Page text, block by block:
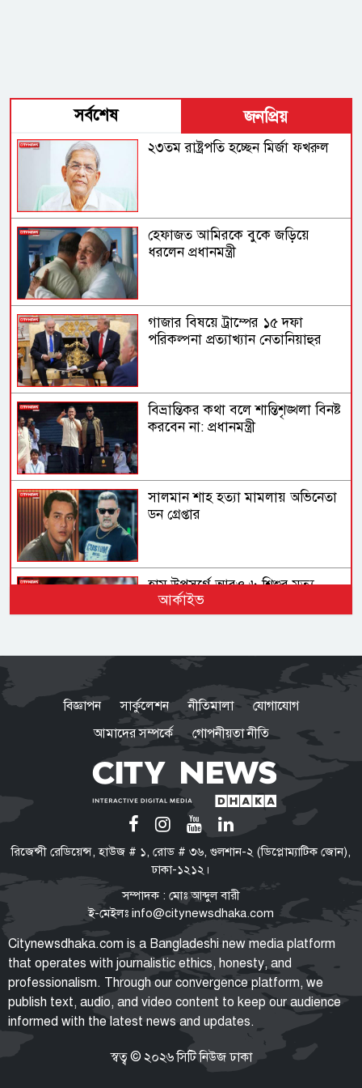
সর্বশেষ জনপ্রিয়
২৩তম রাষ্ট্রপতি হচ্ছেন মির্জা ফখরুল
হেফাজত আমিরকে বুকে জড়িয়ে
ধরলেন প্রধানমন্ত্রী
গাজার বিষয়ে ট্রাম্পের ১৫ দফা
পরিকল্পনা প্রত্যাখ্যান নেতানিয়াহুর
বিভ্রান্তিকর কথা বলে শান্তিশৃঙ্খলা বিনষ্ট
করবেন না: প্রধানমন্ত্রী
সালমান শাহ হত্যা মামলায় অভিনেতা
ডন গ্রেপ্তার
হাম উপসর্গে আরও ৬ শিশুর মৃত্যু
জ্বালানি উৎসের বৈচিত্র্য নিশ্চিতের
তাগিদ প্রধানমন্ত্রীর
লবণ চাষিদের কষ্ট লাঘবে শিগগিরই
নতুন মূল্য নির্ধারণ করবে সরকার:
জুলাই আন্দোলনে পলককে ইন্টারনেট
‘স্লো’ করার নির্দেশ দেন ওবায়দুল
কাদের
জরুরি নিয়োগ বিজ্ঞপ্তি
ও অফিসের জন্য দক্ষ শেফ নিয়োগ
আর্কাইভ
বিজ্ঞাপন সার্কুলেশন নীতিমালা
যোগাযোগ
আমাদের সম্পর্কে
গোপনীয়তা নীতি
রিজেন্সী রেডিয়েন্স, হাউজ # ১, রোড # ৩৬, গুলশান-২ (ডিপ্লোম্যাটিক জোন),
ঢাকা-১২১২।
সম্পাদক : মোঃ আব্দুল বারী
ই-মেইলঃ info@citynewsdhaka.com
Citynewsdhaka.com is a Bangladeshi new media platform
that operates with journalistic ethics, honesty, and
professionalism. Through our convergence platform, we
publish text, audio, and video content to keep our audience
informed with the latest news and updates.
স্বত্ব © ২০২৬ সিটি নিউজ ঢাকা